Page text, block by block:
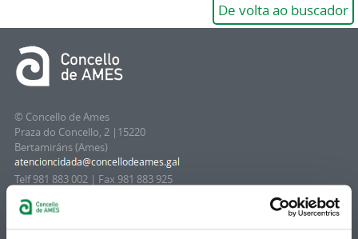
De volta ao buscador
© Concello de Ames
Praza do Concello, 2 |15220
Bertamiráns (Ames)
Telf 981 883 002 | Fax 981 883 925
Suscripción boletines